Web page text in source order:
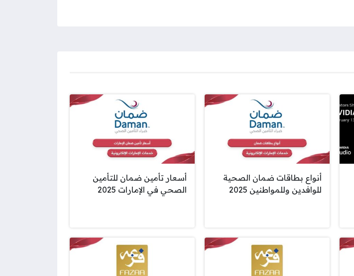
أنواع بطاقات ضمان الصحية
للوافدين وللمواطنين 2025
أسعار تأمين ضمان للتأمين
الصحي في الإمارات 2025